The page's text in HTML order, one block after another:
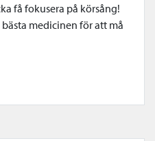
få fokusera på körsång!
medicinen för att må